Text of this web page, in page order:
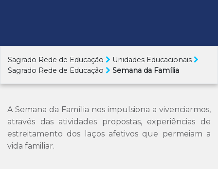
Sagrado Rede de Educação
Unidades Educacionais
Sagrado Rede de Educação
Semana da Família
A Semana da Família nos impulsiona a vivenciarmos,
através das atividades propostas, experiências de
estreitamento dos laços afetivos que permeiam a
vida familiar.